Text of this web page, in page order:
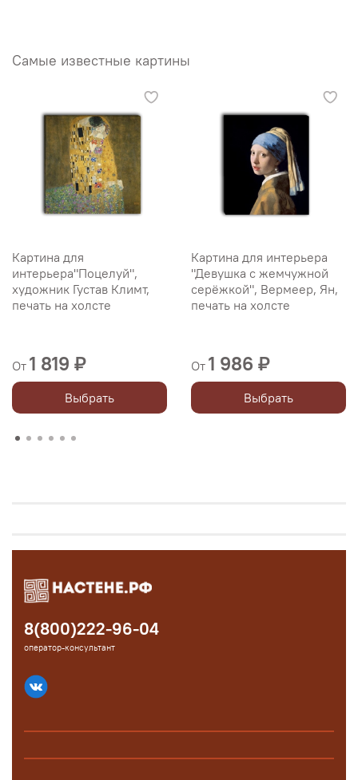
Самые известные картины
Картина для
интерьера"Поцелуй",
художник Густав Климт,
печать на холсте
От 1 819 ₽
Выбрать
Картина для интерьера
"Девушка с жемчужной
серёжкой", Вермеер, Ян,
печать на холсте
От 1 986 ₽
Выбрать
8(800)222-96-04
оператор-консультант